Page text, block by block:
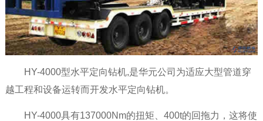
HY-4000型水平定向钻机,是华元公司为适应大型管道穿
越工程和设备运转而开发水平定向钻机。
HY-4000具有137000Nm的扭矩、400t的回拖力，这将使